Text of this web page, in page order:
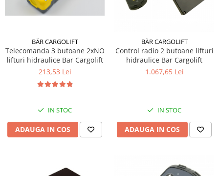
BÄR CARGOLIFT
Telecomanda 3 butoane 2xNO
lifturi hidraulice Bar Cargolift
213,53 Lei
IN STOC
ADAUGA IN COS
BÄR CARGOLIFT
Control radio 2 butoane lifturi
hidraulice Bar Cargolift
1.067,65 Lei
IN STOC
ADAUGA IN COS